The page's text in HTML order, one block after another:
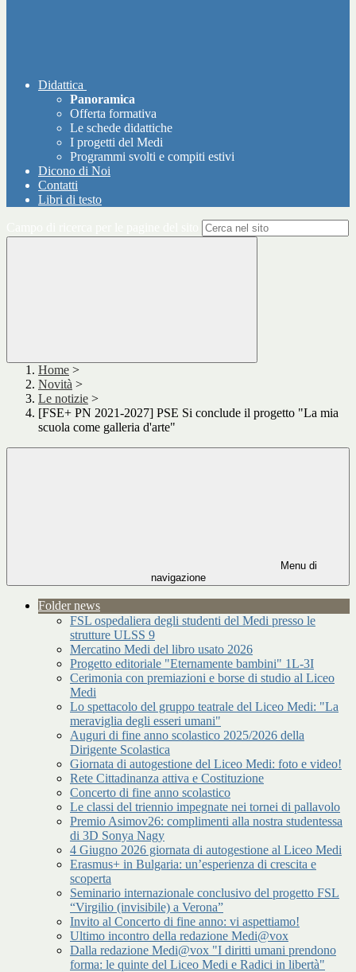
Didattica
Panoramica
Offerta formativa
Le schede didattiche
I progetti del Medi
Programmi svolti e compiti estivi
Dicono di Noi
Contatti
Libri di testo
Home >
Novità >
Le notizie >
[FSE+ PN 2021-2027] PSE Si conclude il progetto "La mia
scuola come galleria d'arte"
Menu di
navigazione
Folder news
FSL ospedaliera degli studenti del Medi presso le
strutture ULSS 9
Mercatino Medi del libro usato 2026
Progetto editoriale "Eternamente bambini" 1L-3I
Cerimonia con premiazioni e borse di studio al Liceo
Medi
Lo spettacolo del gruppo teatrale del Liceo Medi: "La
meraviglia degli esseri umani"
Auguri di fine anno scolastico 2025/2026 della
Dirigente Scolastica
Giornata di autogestione del Liceo Medi: foto e video!
Rete Cittadinanza attiva e Costituzione
Concerto di fine anno scolastico
Le classi del triennio impegnate nei tornei di pallavolo
Premio Asimov26: complimenti alla nostra studentessa
di 3D Sonya Nagy
4 Giugno 2026 giornata di autogestione al Liceo Medi
Erasmus+ in Bulgaria: un’esperienza di crescita e
scoperta
Seminario internazionale conclusivo del progetto FSL
“Virgilio (invisibile) a Verona”
Invito al Concerto di fine anno: vi aspettiamo!
Ultimo incontro della redazione Medi@vox
Dalla redazione Medi@vox "I diritti umani prendono
forma: le quinte del Liceo Medi e Radici in libertà"